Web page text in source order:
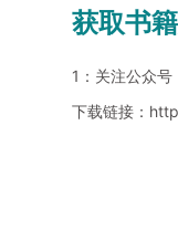
获取书
1：关注公众号
下载链接：